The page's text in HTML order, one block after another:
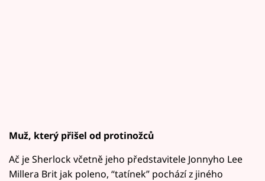
Muž, který přišel od protinožců
Ač je Sherlock včetně jeho představitele Jonnyho Lee
Millera Brit jak poleno, “tatínek” pochází z jiného